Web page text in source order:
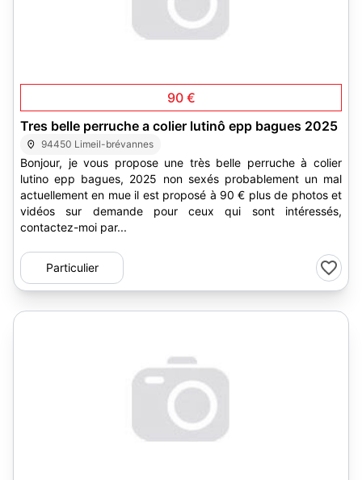
90 €
Tres belle perruche a colier lutinô epp bagues 2025
94450 Limeil-brévannes
Bonjour, je vous propose une très belle perruche à colier
lutino epp bagues, 2025 non sexés probablement un mal
actuellement en mue il est proposé à 90 € plus de photos et
vidéos sur demande pour ceux qui sont intéressés,
contactez-moi par...
Particulier